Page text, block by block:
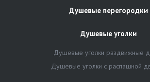
Душевые перегородки
Душевые уголки
Душевые уголки раздвижные
Душевые уголки с распашной